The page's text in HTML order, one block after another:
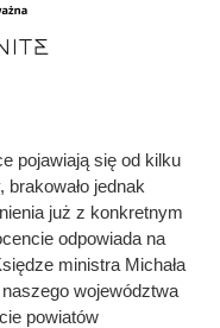
pojawiają się od kilku
brakowało jednak
już z konkretnym
odpowiada na
ministra Michała
województwa
powiatów